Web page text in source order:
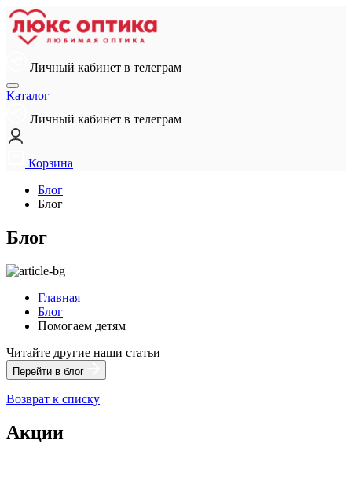
Личный кабинет в телеграм
Каталог
Личный кабинет в телеграм
Корзина
Блог
Блог
Блог
Главная
Блог
Помогаем детям
Читайте другие наши статьи
Перейти в блог
Возврат к списку
Акции